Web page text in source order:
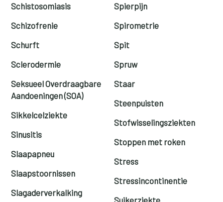
Schistosomiasis
Schizofrenie
Schurft
Sclerodermie
Seksueel Overdraagbare
Aandoeningen (SOA)
Sikkelcelziekte
Sinusitis
Slaapapneu
Slaapstoornissen
Slagaderverkalking
Spierpijn
Spirometrie
Spit
Spruw
Staar
Steenpuisten
Stofwisselingsziekten
Stoppen met roken
Stress
Stressincontinentie
Suikerziekte